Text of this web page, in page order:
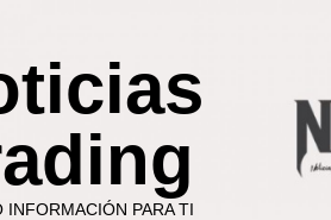
INFORMACIÓN PARA TI